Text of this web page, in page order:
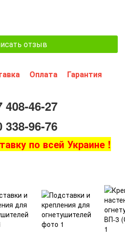
отзыв
Оплата Гарантия
408-46-27
338-96-76
по всей Украине !